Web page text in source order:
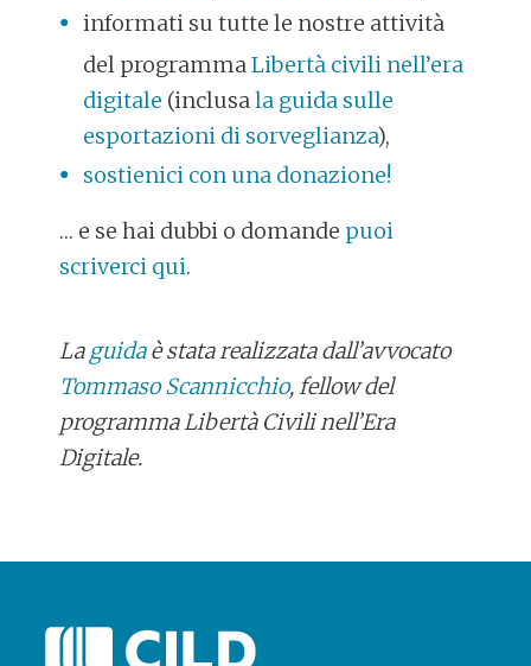
informati su tutte le nostre attività
del programmaLibertà civili nell’era
digitale (inclusala guida sulle
esportazioni di sorveglianza),
sostienici con una donazione!
… e se hai dubbi o domande puoi
scriverci qui.
La guidaè stata realizzata dall’avvocato
Tommaso Scannicchio, fellow del
programma Libertà Civili nell’Era
Digitale.
POST